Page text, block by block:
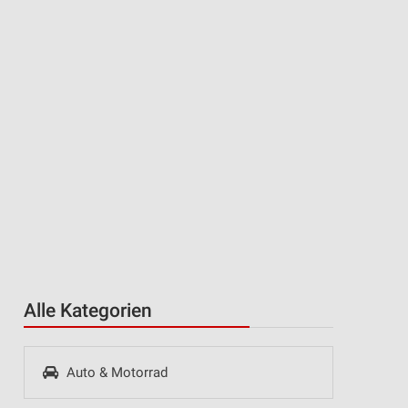
Alle Kategorien
Auto & Motorrad